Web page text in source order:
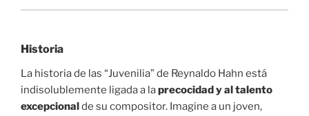
Historia
La historia de las “Juvenilia” de Reynaldo Hahn está
indisolublemente ligada a laprecocidad y al talento
excepcionalde su compositor. Imagine a un joven,